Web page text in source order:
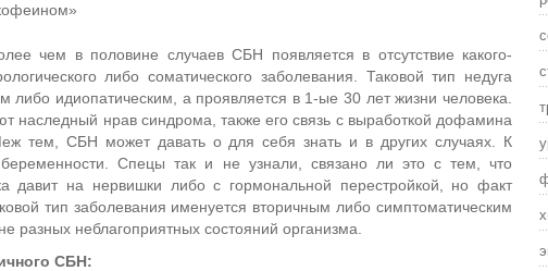
чем в половине случаев СБН появляется в отсутствие какого-
либо соматического заболевания. Таковой тип недуга
либо идиопатическим, а проявляется в 1-ые 30 лет жизни человека.
наследный нрав синдрома, также его связь с выработкой дофамина
тем, СБН может давать о для себя знать и в других случаях. К
Спецы так и не узнали, связано ли это с тем, что
давит на нервишки либо с гормональной перестройкой, но факт
тип заболевания именуется вторичным либо симптоматическим
разных неблагоприятных состояний организма.
СБН: